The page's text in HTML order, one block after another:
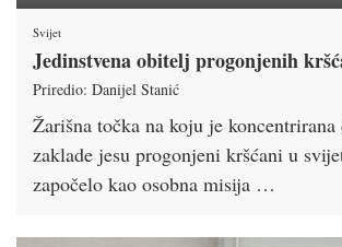
Svijet
Jedinstvena obitelj progonjenih
Priredio: Danijel Stanić
Žarišna točka na koju je koncentrirana
zaklade jesu progonjeni kršćani u
započelo kao osobna misija …